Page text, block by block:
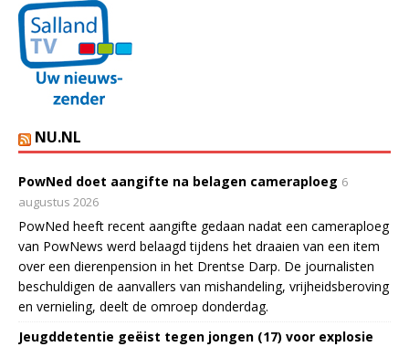
NU.NL
PowNed doet aangifte na belagen cameraploeg 6
augustus 2026
PowNed heeft recent aangifte gedaan nadat een cameraploeg
van PowNews werd belaagd tijdens het draaien van een item
over een dierenpension in het Drentse Darp. De journalisten
beschuldigen de aanvallers van mishandeling, vrijheidsberoving
en vernieling, deelt de omroep donderdag.
Jeugddetentie geëist tegen jongen (17) voor explosie